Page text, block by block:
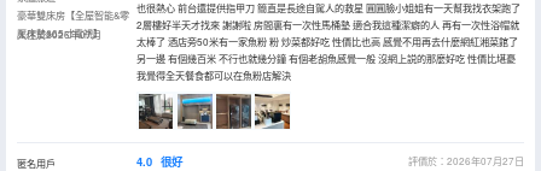
豪華雙床房【全屋智能&零
壓床墊&65寸電視】
入住於2026年07月
也很熱心 前台還提供指甲刀 簡直是長途自駕人的救星 圓圓臉小姐姐有一天幫我找衣架跑了
2層樓好半天才找來 謝謝啦 房間裏有一次性馬桶墊 適合我這種潔癖的人 再有一次性浴帽就
太棒了 酒店旁50米有一家魚粉 粉 炒菜都好吃 性價比也高 感覺不用再去什麼網紅湘菜館了
另一邊 有個幾百米 不行也就幾分鐘 有個老胡魚感覺一般 沒網上説的那麼好吃 性價比堪憂
我覺得全天餐食都可以在魚粉店解決
匿名用戶
4.0 很好
評價於：2026年07月27日